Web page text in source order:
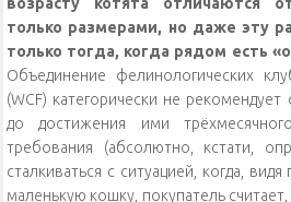
возрасту котята отличаются
только размерами, но даже эту
только тогда, когда рядом есть
Объединение фелинологических
(WCF) категорически не
до достижения ими
требования (абсолютно, кстати,
сталкиваться с ситуацией, когда,
маленькую кошку, покупатель